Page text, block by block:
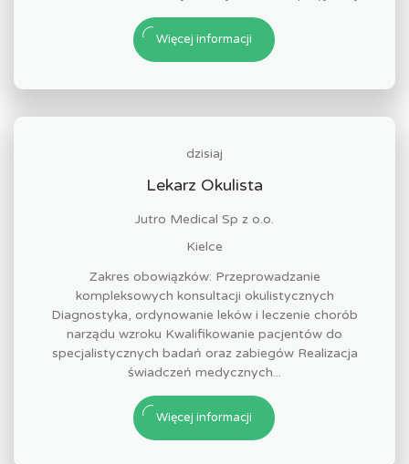
Więcej informacji
dzisiaj
Lekarz Okulista
Jutro Medical Sp z o.o.
Kielce
Zakres obowiązków: Przeprowadzanie
kompleksowych konsultacji okulistycznych
Diagnostyka, ordynowanie leków i leczenie chorób
narządu wzroku Kwalifikowanie pacjentów do
specjalistycznych badań oraz zabiegów Realizacja
świadczeń medycznych...
Więcej informacji